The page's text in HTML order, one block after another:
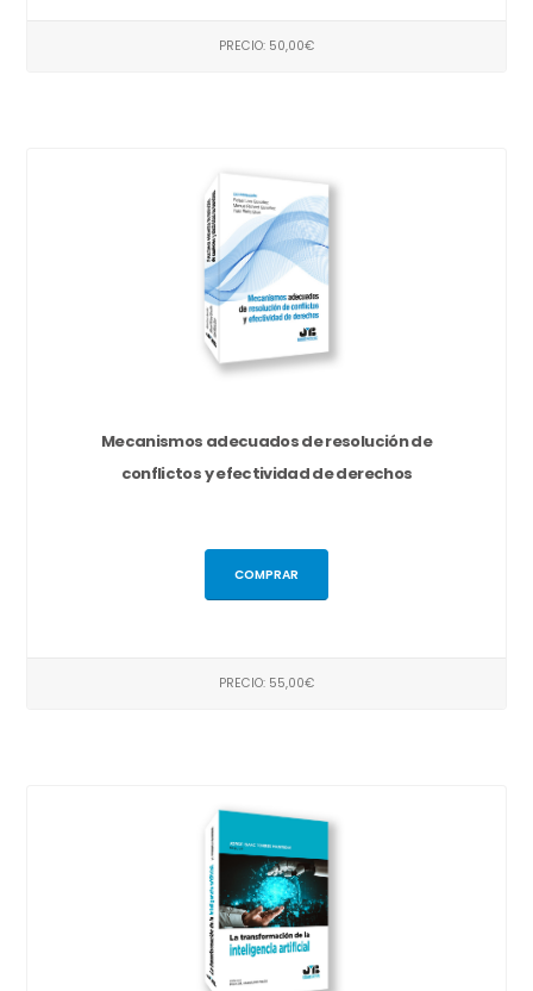
PRECIO: 50,00€
Mecanismos adecuados de resolución de
conflictos y efectividad de derechos
COMPRAR
PRECIO: 55,00€